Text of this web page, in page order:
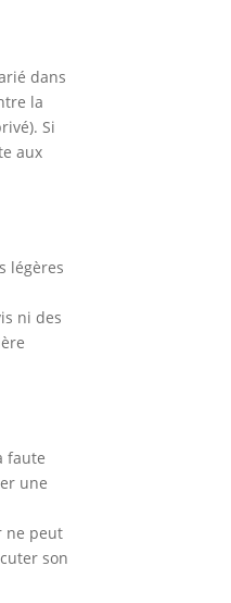
dans
la
Si
aux
légères
ni des
faute
une
ne peut
son